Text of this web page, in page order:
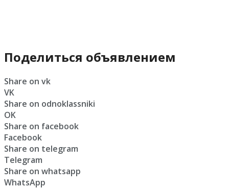
Поделиться объявлением
Share on vk
VK
Share on odnoklassniki
OK
Share on facebook
Facebook
Share on telegram
Telegram
Share on whatsapp
WhatsApp